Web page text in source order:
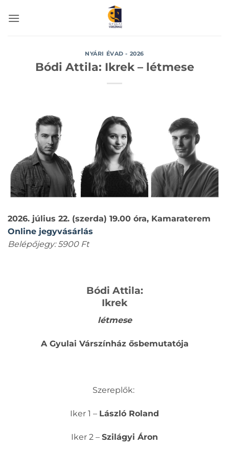
NYÁRI ÉVAD - 2026
Bódi Attila: Ikrek – létmese
2026. július 22. (szerda) 19.00 óra, Kamaraterem
Online jegyvásárlás
Belépőjegy: 5900 Ft
Bódi Attila:
Ikrek
létmese
A Gyulai Várszínház ősbemutatója
Szereplők:
Iker 1 – László Roland
Iker 2 – Szilágyi Áron